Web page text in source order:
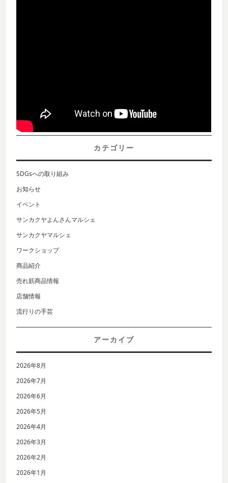
カテゴリー
SDGsへの取り組み
お知らせ
イベント
サンカクヤよんさんマルシェ
サンカクヤマルシェ
ワークショップ
商品紹介
売れ筋商品情報
店舗情報
流行りの手芸
アーカイブ
2026年8月
2026年7月
2026年6月
2026年5月
2026年4月
2026年3月
2026年2月
2026年1月